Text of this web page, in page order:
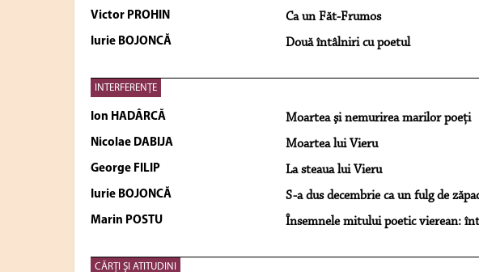
Victor PROHIN Ca un Făt-Frumos
Iurie BOJONCĂ Două întâlniri cu poetul
INTERFERENŢE
Ion HADÂRCĂ Moartea şi nemurirea marilor poeţi
Nicolae DABIJA Moartea lui Vieru
George FILIP La steaua lui Vieru
Iurie BOJONCĂ S-a dus decembrie ca un fulg de
Marin POSTU Însemnele mitului poetic vierean:
CĂRŢI ŞI ATITUDINI